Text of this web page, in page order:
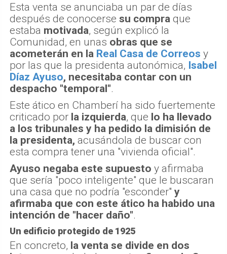
Esta venta se anunciaba un par de días
después de conocerse su compra que
estaba motivada, según explicó la
Comunidad, en unas obras que se
acometerán en la Real Casa de Correos y
por las que la presidenta autonómica, Isabel
Díaz Ayuso, necesitaba contar con un
despacho "temporal".
Este ático en Chamberí ha sido fuertemente
criticado por la izquierda, que lo ha llevado
a los tribunales y ha pedido la dimisión de
la presidenta, acusándola de buscar con
esta compra tener una "vivienda oficial".
Ayuso negaba este supuesto y afirmaba
que sería "poco inteligente" que le buscaran
una casa que no podría "esconder" y
afirmaba que con este ático ha habido una
intención de "hacer daño".
Un edificio protegido de 1925
En concreto, la venta se divide en dos